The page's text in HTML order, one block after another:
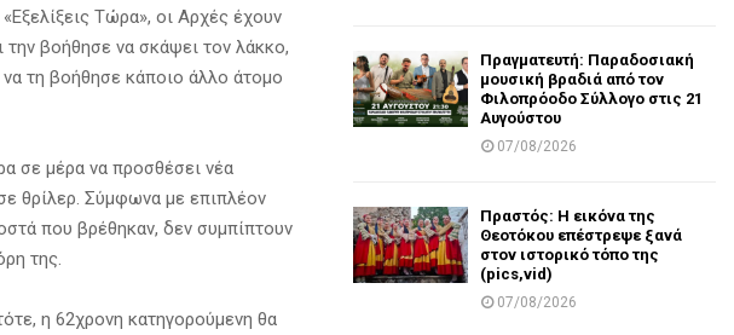
Τώρα», οι Αρχές έχουν
βοήθησε να σκάψει τον λάκκο,
τη βοήθησε κάποιο άλλο άτομο
σε μέρα να προσθέσει νέα
θρίλερ. Σύμφωνα με επιπλέον
που βρέθηκαν, δεν συμπίπτουν
της.
η 62χρονη κατηγορούμενη θα
Πραγματευτή: Παραδοσιακή
μουσική βραδιά από τον
Φιλοπρόοδο Σύλλογο στις 21
Αυγούστου
07/08/2026
Πραστός: Η εικόνα της
Θεοτόκου επέστρεψε ξανά
στον ιστορικό τόπο της
(pics,vid)
07/08/2026